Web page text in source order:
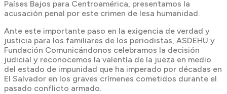
Países Bajos para Centroamérica, presentamos la
acusación penal por este crimen de lesa humanidad.
Ante este importante paso en la exigencia de verdad y
justicia para los familiares de los periodistas, ASDEHU y
Fundación Comunicándonos celebramos la decisión
judicial y reconocemos la valentía de la jueza en medio
del estado de impunidad que ha imperado por décadas en
El Salvador en los graves crímenes cometidos durante el
pasado conflicto armado.